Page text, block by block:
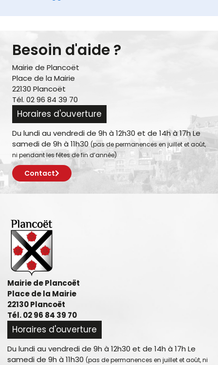
Besoin d'aide ?
Mairie de Plancoët
Place de la Mairie
22130 Plancoët
Tél. 02 96 84 39 70
Horaires d'ouverture
Du lundi au vendredi de 9h à 12h30 et de 14h à 17h Le
samedi de 9h à 11h30 (pas de permanences en juillet et août,
ni pendant les fêtes de fin d’année)
Contact
Mairie de Plancoët
Place de la Mairie
22130 Plancoët
Tél. 02 96 84 39 70
Horaires d'ouverture
Du lundi au vendredi de 9h à 12h30 et de 14h à 17h Le
samedi de 9h à 11h30 (pas de permanences en juillet et août, ni